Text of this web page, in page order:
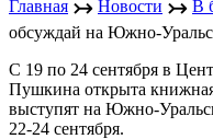
Главная ↣ Новости ↣ В
обсуждай на Южно-
С 19 по 24 сентября в
Пушкина открыта
выступят на Южно-
22-24 сентября.